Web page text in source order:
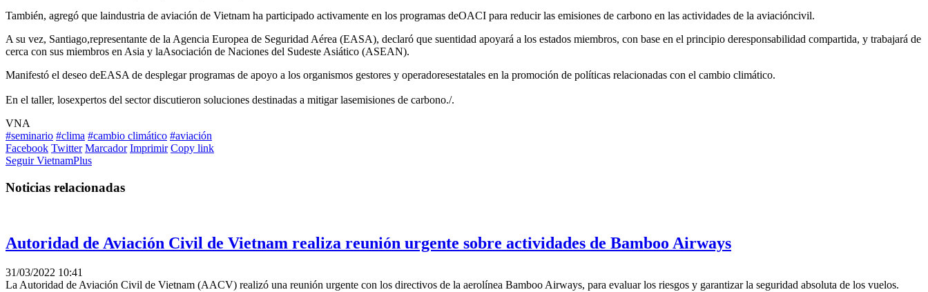
También, agregó que laindustria de aviación de Vietnam ha participado activamente en los programas deOACI para reducir las emisiones de carbono en las actividades de la aviacióncivil.
A su vez, Santiago,representante de la Agencia Europea de Seguridad Aérea (EASA), declaró que suentidad apoyará a los estados miembros, con base en el principio deresponsabilidad compartida, y trabajará de
cerca con sus miembros en Asia y laAsociación de Naciones del Sudeste Asiático (ASEAN).
Manifestó el deseo deEASA de desplegar programas de apoyo a los organismos gestores y operadoresestatales en la promoción de políticas relacionadas con el cambio climático.
En el taller, losexpertos del sector discutieron soluciones destinadas a mitigar lasemisiones de carbono./.
VNA
#seminario #clima #cambio climático #aviación
Facebook Twitter Marcador Imprimir Copy link
Seguir VietnamPlus
Noticias relacionadas
Autoridad de Aviación Civil de Vietnam realiza reunión urgente sobre actividades de Bamboo Airways
31/03/2022 10:41
La Autoridad de Aviación Civil de Vietnam (AACV) realizó una reunión urgente con los directivos de la aerolínea Bamboo Airways, para evaluar los riesgos y garantizar la seguridad absoluta de los vuelos.